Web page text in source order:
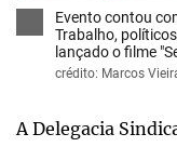
Evento contou
Trabalho,
lançado o filme
crédito: Marcos
A Delegacia